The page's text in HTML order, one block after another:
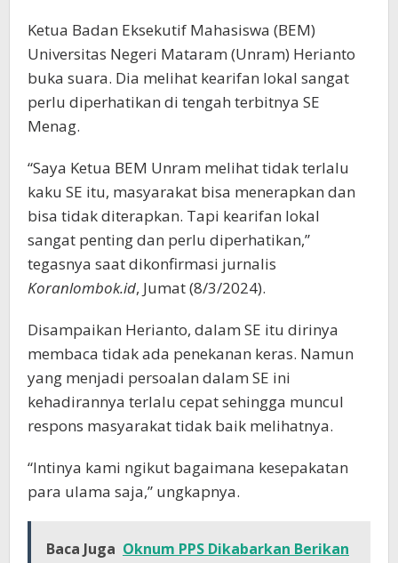
Ketua Badan Eksekutif Mahasiswa (BEM)
Universitas Negeri Mataram (Unram) Herianto
buka suara. Dia melihat kearifan lokal sangat
perlu diperhatikan di tengah terbitnya SE
Menag.
“Saya Ketua BEM Unram melihat tidak terlalu
kaku SE itu, masyarakat bisa menerapkan dan
bisa tidak diterapkan. Tapi kearifan lokal
sangat penting dan perlu diperhatikan,”
tegasnya saat dikonfirmasi jurnalis
Koranlombok.id, Jumat (8/3/2024).
Disampaikan Herianto, dalam SE itu dirinya
membaca tidak ada penekanan keras. Namun
yang menjadi persoalan dalam SE ini
kehadirannya terlalu cepat sehingga muncul
respons masyarakat tidak baik melihatnya.
“Intinya kami ngikut bagaimana kesepakatan
para ulama saja,” ungkapnya.
Baca Juga Oknum PPS Dikabarkan Berikan